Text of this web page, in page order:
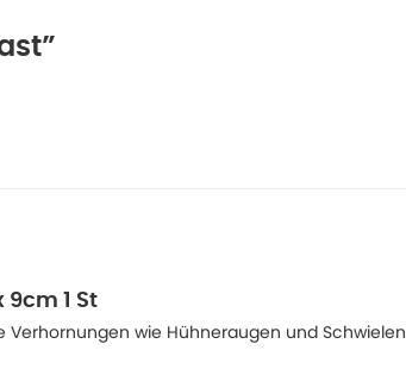
1 St
Verhornungen wie Hühneraugen und Schwielen